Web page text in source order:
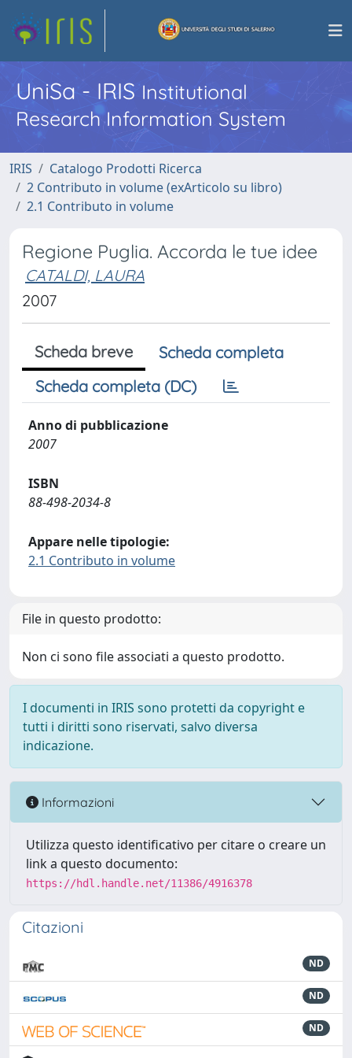
UniSa - IRISInstitutional
Research Information System
IRIS
Catalogo Prodotti Ricerca
2 Contributo in volume (exArticolo su libro)
2.1 Contributo in volume
Regione Puglia. Accorda le tue idee
CATALDI, LAURA
2007
Scheda breve
Scheda completa
Scheda completa (DC)
Anno di pubblicazione
2007
ISBN
88-498-2034-8
Appare nelle tipologie:
2.1 Contributo in volume
File in questo prodotto:
Non ci sono file associati a questo prodotto.
I documenti in IRIS sono protetti da copyright e
tutti i diritti sono riservati, salvo diversa
indicazione.
Informazioni
Utilizza questo identificativo per citare o creare un
link a questo documento:
https://hdl.handle.net/11386/4916378
Citazioni
ND
ND
ND